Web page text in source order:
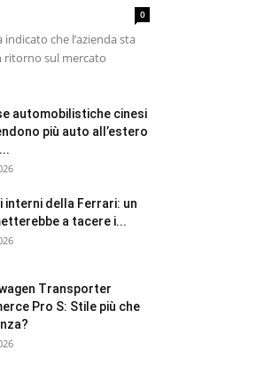
0
indicato che l’azienda sta
ritorno sul mercato
automobilistiche cinesi
più auto all’estero
interni della Ferrari: un
a tacere i...
Transporter
Pro S: Stile più che